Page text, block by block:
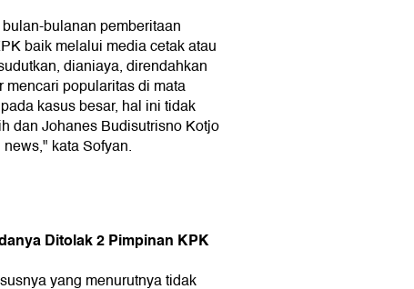
bulanan pemberitaan
baik melalui media cetak atau
dianiaya, direndahkan
mencari popularitas di mata
kasus besar, hal ini tidak
dan Johanes Budisutrisno Kotjo
kata Sofyan.
Ditolak 2 Pimpinan KPK
yang menurutnya tidak